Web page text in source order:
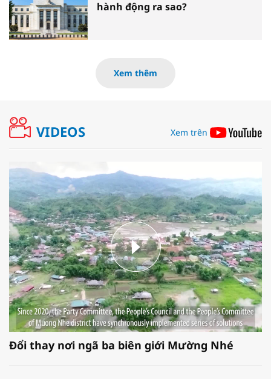
hành động ra sao?
Xem thêm
VIDEOS Xem trên
Đổi thay nơi ngã ba biên giới Mường Nhé